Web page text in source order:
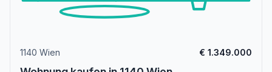
1140 Wien € 1.349.000